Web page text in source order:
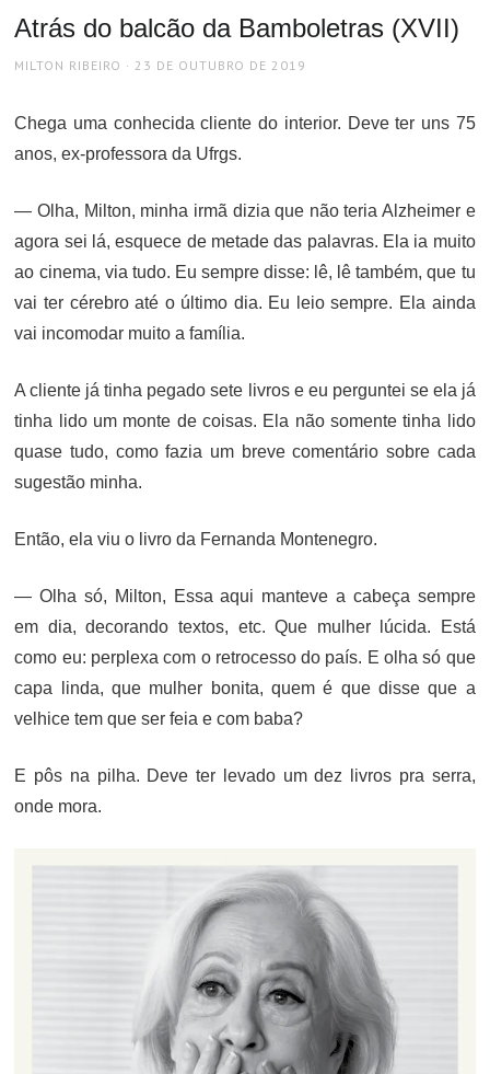
Atrás do balcão da Bamboletras (XVII)
AUTHOR
MILTON RIBEIRO
POSTED
23 DE OUTUBRO DE 2019
Chega uma conhecida cliente do interior. Deve ter uns 75
anos, ex-professora da Ufrgs.
— Olha, Milton, minha irmã dizia que não teria Alzheimer e
agora sei lá, esquece de metade das palavras. Ela ia muito
ao cinema, via tudo. Eu sempre disse: lê, lê também, que tu
vai ter cérebro até o último dia. Eu leio sempre. Ela ainda
vai incomodar muito a família.
A cliente já tinha pegado sete livros e eu perguntei se ela já
tinha lido um monte de coisas. Ela não somente tinha lido
quase tudo, como fazia um breve comentário sobre cada
sugestão minha.
Então, ela viu o livro da Fernanda Montenegro.
— Olha só, Milton, Essa aqui manteve a cabeça sempre
em dia, decorando textos, etc. Que mulher lúcida. Está
como eu: perplexa com o retrocesso do país. E olha só que
capa linda, que mulher bonita, quem é que disse que a
velhice tem que ser feia e com baba?
E pôs na pilha. Deve ter levado um dez livros pra serra,
onde mora.